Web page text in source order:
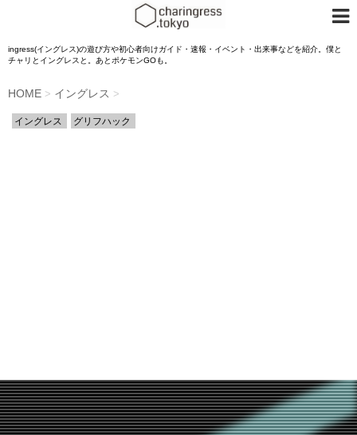
ingress(イングレス)の遊び方や初心者向けガイド・速報・イベント・出来事などを紹介。僕と
チャリとイングレスと。あとポケモンGOも。
HOME > イングレス >
イングレス グリフハック